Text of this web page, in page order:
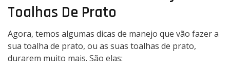
Toalhas De Prato
Agora, temos algumas dicas de manejo que vão fazer a
sua toalha de prato, ou as suas toalhas de prato,
durarem muito mais. São elas: